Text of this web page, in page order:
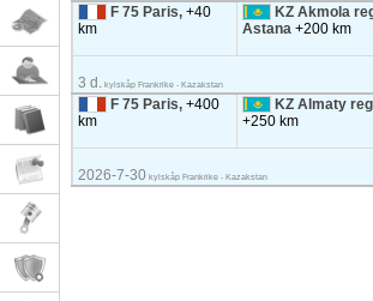
F 75 Paris,+40
km
KZ Akmola
Astana+200 km
3 d. kylskåp Frankrike - Kazakstan
F 75 Paris,+400
km
KZ Almaty
+250 km
2026-7-30 kylskåp Frankrike - Kazakstan